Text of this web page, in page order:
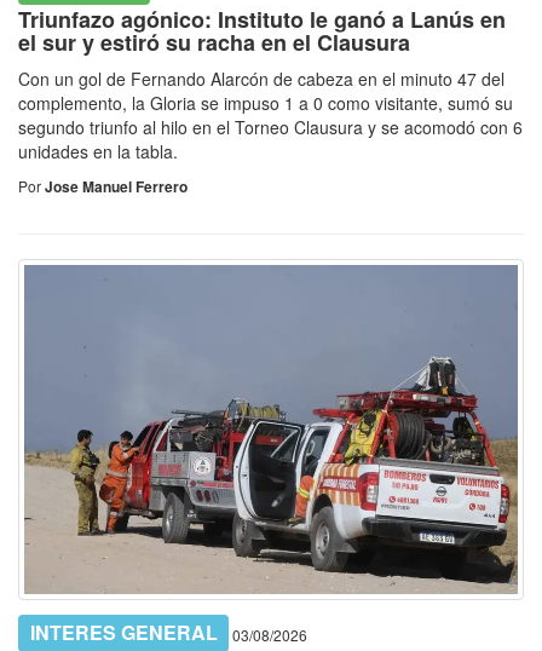
Triunfazo agónico: Instituto le ganó a Lanús en
el sur y estiró su racha en el Clausura
Con un gol de Fernando Alarcón de cabeza en el minuto 47 del
complemento, la Gloria se impuso 1 a 0 como visitante, sumó su
segundo triunfo al hilo en el Torneo Clausura y se acomodó con 6
unidades en la tabla.
PorJose Manuel Ferrero
INTERES GENERAL 03/08/2026